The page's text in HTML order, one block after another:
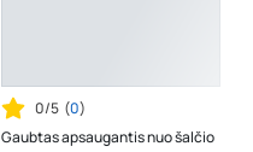
0/5 (0)
Gaubtas apsaugantis nuo šalčio